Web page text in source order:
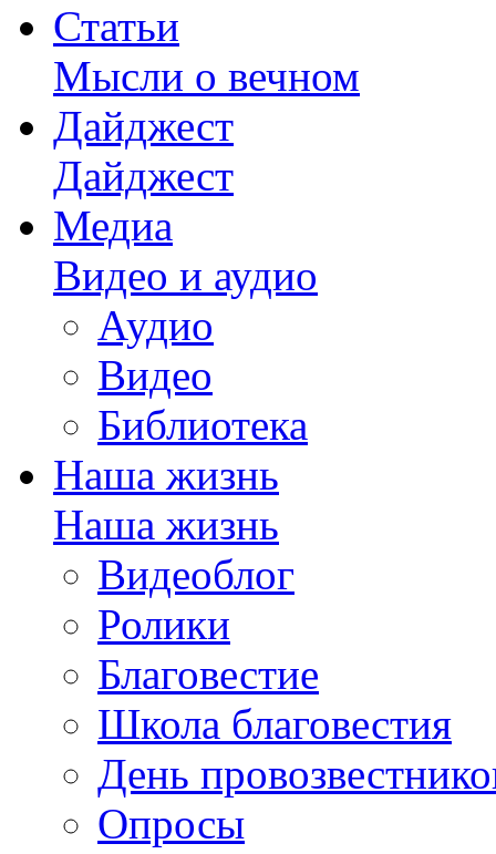
Статьи
Мысли о вечном
Дайджест
Дайджест
Медиа
Видео и аудио
Аудио
Видео
Библиотека
Наша жизнь
Наша жизнь
Видеоблог
Ролики
Благовестие
Школа благовестия
День
Опросы